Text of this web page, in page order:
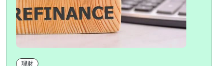
理財